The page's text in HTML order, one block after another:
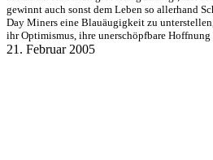
gewinnt auch sonst dem Leben so allerhand
Day Miners eine Blauäugigkeit zu
ihr Optimismus, ihre unerschöpfbare
21. Februar 2005